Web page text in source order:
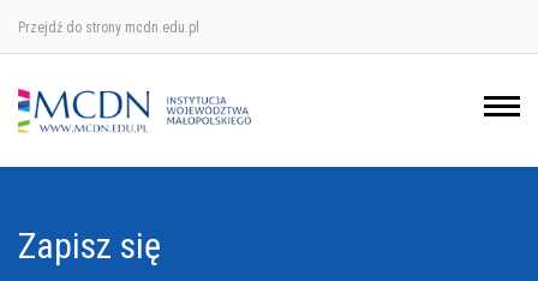
Przejdź do strony mcdn.edu.pl
Zapisz się
Ośrodek w Krakowie
Ośrodek w Nowym Sączu
Ośrodek w Tarnowie